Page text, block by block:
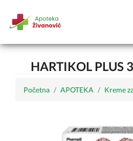
HARTIKOL PLUS
Početna APOTEKA Kreme